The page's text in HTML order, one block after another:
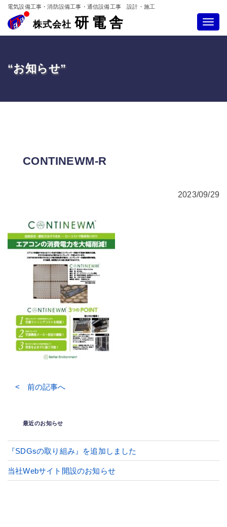
Toggle
株式会社 研電舎
電気設備工事・消防設備工事・通信設備工事 設計・施工
“お知らせ”
CONTINEWM-R
2023/09/29
< 前の記事へ
最近のお知らせ
『SDGsの取り組み』を追加しました
当社Webサイト開設のお知らせ